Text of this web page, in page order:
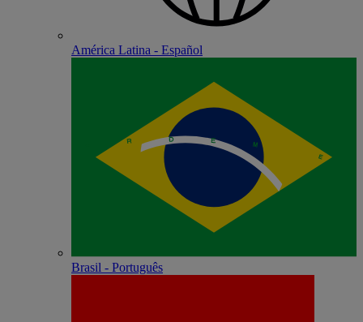
América Latina - Español
Brasil - Português